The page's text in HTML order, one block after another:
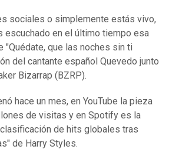
sociales o simplemente estás vivo,
escuchado en el último tiempo esa
"Quédate, que las noches sin ti
del cantante español Quevedo junto
Bizarrap (BZRP).
hace un mes, en YouTube la pieza
de visitas y en Spotify es la
de hits globales tras
de Harry Styles.